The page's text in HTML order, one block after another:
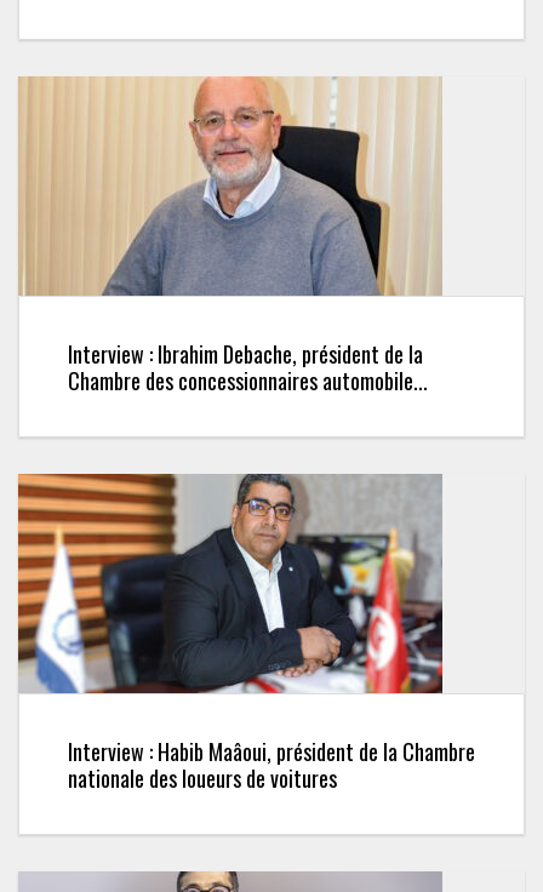
Interview : Ibrahim Debache, président de la
Chambre des concessionnaires automobile...
Interview : Habib Maâoui, président de la Chambre
nationale des loueurs de voitures